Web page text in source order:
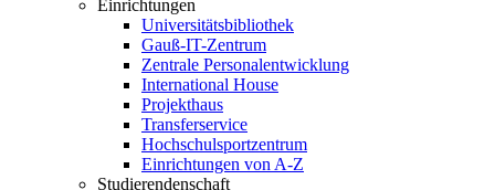
Einrichtungen
Universitätsbibliothek
Gauß-IT-Zentrum
Zentrale Personalentwicklung
International House
Projekthaus
Transferservice
Hochschulsportzentrum
Einrichtungen von A-Z
Studierendenschaft